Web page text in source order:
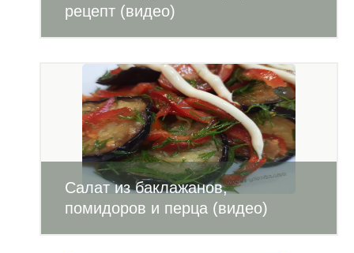
рецепт (видео)
Салат из баклажанов,
помидоров и перца (видео)